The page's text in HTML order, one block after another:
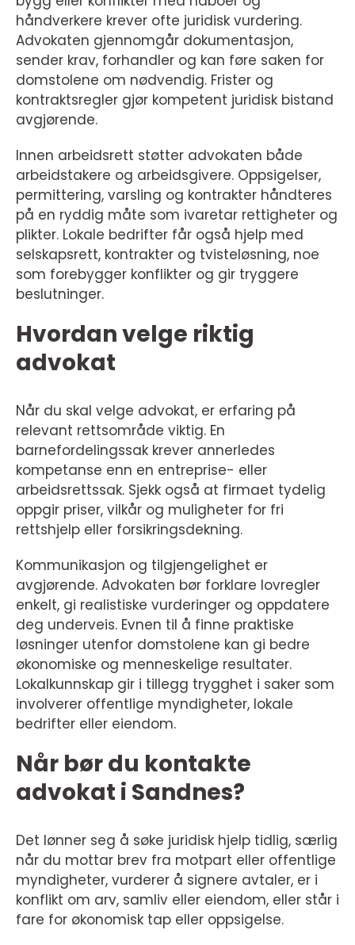
håndverkere krever ofte juridisk vurdering.
Advokaten gjennomgår dokumentasjon,
sender krav, forhandler og kan føre saken for
domstolene om nødvendig. Frister og
kontraktsregler gjør kompetent juridisk bistand
avgjørende.
Innen arbeidsrett støtter advokaten både
arbeidstakere og arbeidsgivere. Oppsigelser,
permittering, varsling og kontrakter håndteres
på en ryddig måte som ivaretar rettigheter og
plikter. Lokale bedrifter får også hjelp med
selskapsrett, kontrakter og tvisteløsning, noe
som forebygger konflikter og gir tryggere
beslutninger.
Hvordan velge riktig
advokat
Når du skal velge advokat, er erfaring på
relevant rettsområde viktig. En
barnefordelingssak krever annerledes
kompetanse enn en entreprise- eller
arbeidsrettssak. Sjekk også at firmaet tydelig
oppgir priser, vilkår og muligheter for fri
rettshjelp eller forsikringsdekning.
Kommunikasjon og tilgjengelighet er
avgjørende. Advokaten bør forklare lovregler
enkelt, gi realistiske vurderinger og oppdatere
deg underveis. Evnen til å finne praktiske
løsninger utenfor domstolene kan gi bedre
økonomiske og menneskelige resultater.
Lokalkunnskap gir i tillegg trygghet i saker som
involverer offentlige myndigheter, lokale
bedrifter eller eiendom.
Når bør du kontakte
advokat i Sandnes?
Det lønner seg å søke juridisk hjelp tidlig, særlig
når du mottar brev fra motpart eller offentlige
myndigheter, vurderer å signere avtaler, er i
konflikt om arv, samliv eller eiendom, eller står i
fare for økonomisk tap eller oppsigelse.